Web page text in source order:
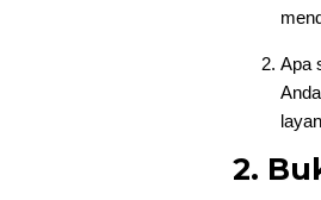
Apa
2.